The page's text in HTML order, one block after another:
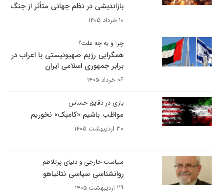
بازاندیشی در نظم جهانی متأثر از جنگ
۱۰ خرداد ۱۴۰۵
چرا و به چه علت؟
همگرایی رژیم صهیونیستی با اعراب در
برابر جمهوری اسلامی ایران
۰۶ خرداد ۱۴۰۵
بازی در دقایق حساس
مواظب باشیم «کامبک» نخوریم
۳۰ اردیبهشت ۱۴۰۵
سیاست خارجی و دنیای پرتلاطم
روانشناسی سیاسی نتانیاهو
۲۹ اردیبهشت ۱۴۰۵